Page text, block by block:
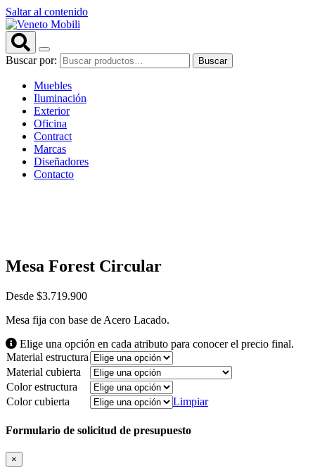
Saltar al contenido
Buscar por: Buscar
Muebles
Iluminación
Exterior
Oficina
Contract
Marcas
Diseñadores
Contacto
Mesa Forest Circular
Desde $3.719.900
Mesa fija con base de Acero Lacado.
Elige una opción en cada atributo para conocer el precio final.
Material estructura
Material cubierta
Color estructura
Color cubierta
Limpiar
Formulario de solicitud de presupuesto
×